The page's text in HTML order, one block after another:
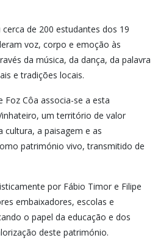
de 200 estudantes dos 19
voz, corpo e emoção às
da música, da dança, da palavra
e tradições locais.
Foz Côa associa-se a esta
um território de valor
cultura, a paisagem e as
património vivo, transmitido de
por Fábio Timor e Filipe
embaixadores, escolas e
o papel da educação e dos
deste património.